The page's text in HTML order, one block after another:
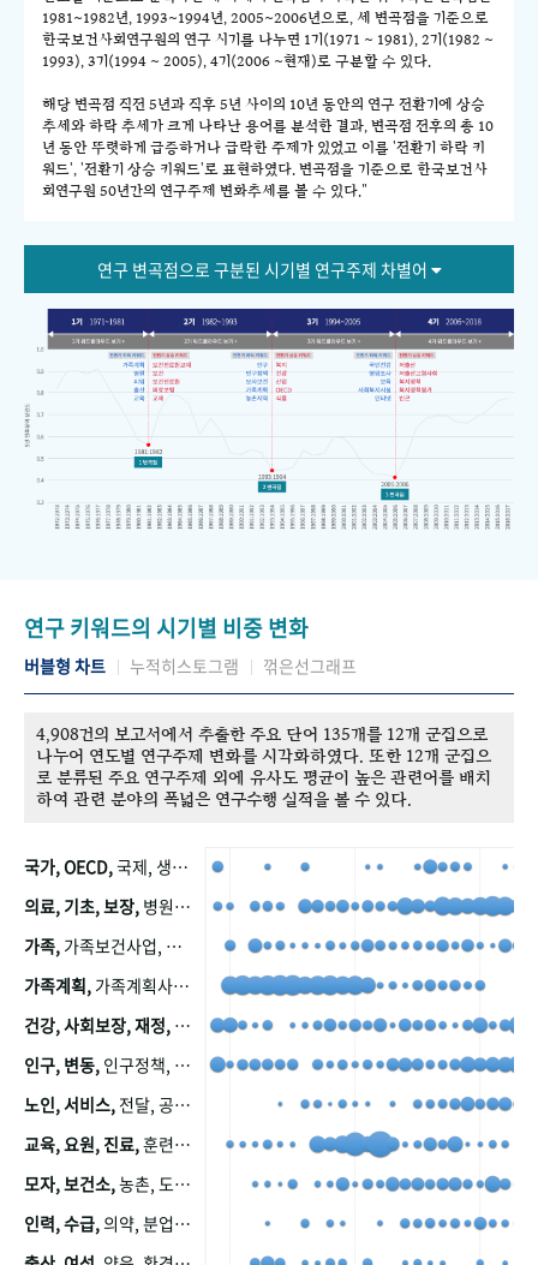
1981~1982년, 1993~1994년, 2005~2006년으로, 세 변곡점을 기준으로
한국보건사회연구원의 연구 시기를 나누면 1기(1971 ~ 1981), 2기(1982 ~
1993), 3기(1994 ~ 2005), 4기(2006 ~현재)로 구분할 수 있다.
해당 변곡점 직전 5년과 직후 5년 사이의 10년 동안의 연구 전환기에 상승
추세와 하락 추세가 크게 나타난 용어를 분석한 결과, 변곡점 전후의 총 10
년 동안 뚜렷하게 급증하거나 급락한 주제가 있었고 이를 '전환기 하락 키
워드', '전환기 상승 키워드'로 표현하였다. 변곡점을 기준으로 한국보건사
회연구원 50년간의 연구주제 변화추세를 볼 수 있다."
연구 변곡점으로 구분된 시기별 연구주제 차별어
연구 키워드의 시기별 비중 변화
버블형 차트 누적히스토그램 꺾은선그래프
4,908건의 보고서에서 추출한 주요 단어 135개를 12개 군집으로
나누어 연도별 연구주제 변화를 시각화하였다. 또한 12개 군집으
로 분류된 주요 연구주제 외에 유사도 평균이 높은 관련어를 배치
하여 관련 분야의 폭넓은 연구수행 실적을 볼 수 있다.
국가, OECD,국제, 생산, 아시아, 태평양, 태평양지역, 참가
의료, 기초, 보장, 병원, 가정, 연금, 연계, 공적, 일본, 생활, 국민기초생활보장제도, 국민연금, 기금, 저소득층, 근로, 자활, 급여, 환자, 의료비, 모니터링, 한국복지패널, 소득, 지표, 빈곤, 노후, 장애인
가족, 가족보건사업, 산업, 친화, 전국, 출산력
가족계획, 가족계획사업, 가족계획사업평가, 한국가족계획사업, 피임, 보급, 부인, 자궁, 피임약
건강, 사회보장, 재정,
인구, 변동, 인구정책, 저출산, 고령사회, 고령화, 이동, 남북한, 지방자치단체, 컨설팅, 복지정책평가, 집, 사회개발
노인, 서비스, 전달, 공공, 보육, 수요, 공급, 사회서비스, 데이터, 보호, 요양, 아동, 예방, 청소년, 효율, 자원
교육, 요원, 진료,훈련, 보건요원, 마을, 마을건강사업, 보조원, 진료원, 보건진료원, 보건진료원교재
모자, 보건소,농촌, 도시, 금연, 농촌지역, 모자보건사업
인력, 수급,의약, 분업, 식품, 의약품, 의사, 안전